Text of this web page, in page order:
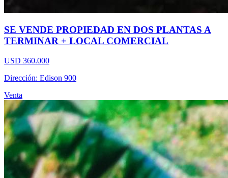
SE VENDE PROPIEDAD EN DOS PLANTAS A
TERMINAR + LOCAL COMERCIAL
USD 360.000
Dirección: Edison 900
Venta